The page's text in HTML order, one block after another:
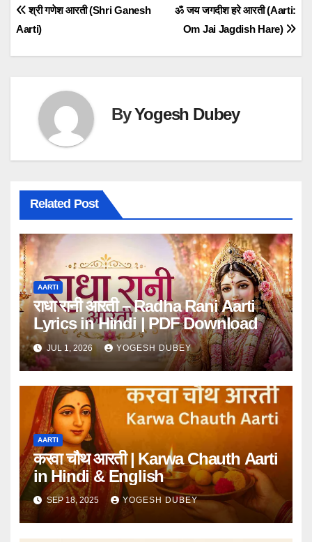
Post
navigation
ॐ जय जगदीश हरे आरती (Aarti:
Om Jai Jagdish Hare)
श्री गणेश आरती (Shri Ganesh
Aarti)
ByYogesh Dubey
Related Post
AARTI
राधा रानी आरती – Radha Rani Aarti
Lyrics in Hindi | PDF Download
JUL 1, 2026 YOGESH DUBEY
AARTI
करवा चौथ आरती | Karwa Chauth Aarti
in Hindi & English
SEP 18, 2025 YOGESH DUBEY